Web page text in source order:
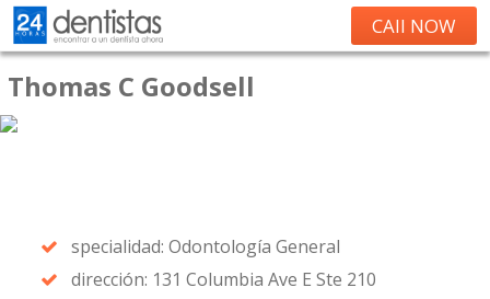
CAll NOW
Thomas C Goodsell
specialidad: Odontología General
dirección: 131 Columbia Ave E Ste 210